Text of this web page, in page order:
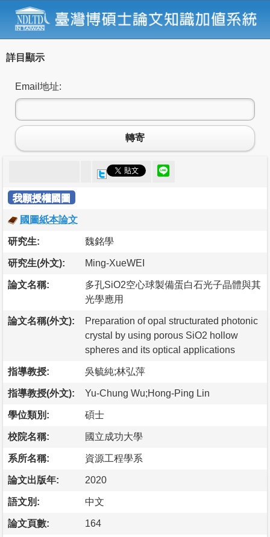
詳目顯示
Email地址:
轉寄
我願授權國圖
國圖紙本論文
研究生: 魏銘學
研究生(外文): Ming-XueWEI
論文名稱:
多孔SiO2空心球製備蛋白石光子晶體與其
光學應用
論文名稱(外文):
Preparation of opal structurated photonic
crystal by using porous SiO2 hollow
spheres and its optical applications
指導教授: 吳毓純;林弘萍
指導教授(外文): Yu-Chung Wu;Hong-Ping Lin
學位類別: 碩士
校院名稱: 國立成功大學
系所名稱: 資源工程學系
論文出版年: 2020
語文別: 中文
論文頁數: 164